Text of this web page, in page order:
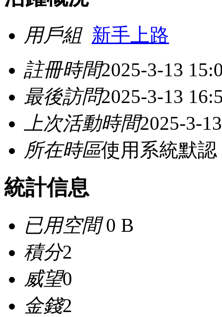
用戶組 新手上路
註冊時間2025-3-13
最後訪問2025-3-13
上次活動時間2025-3-
所在時區使用系統默認
統計信息
已用空間0 B
積分2
威望0
金錢2